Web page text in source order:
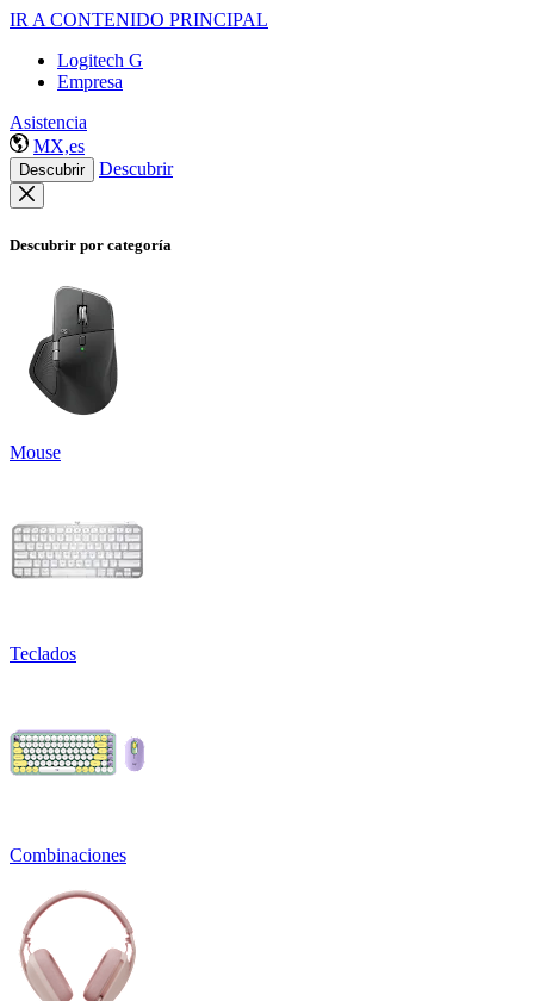
IR A CONTENIDO PRINCIPAL
Logitech G
Empresa
Asistencia
MX,es
Descubrir Descubrir
Descubrir por categoría
Mouse
Teclados
Combinaciones